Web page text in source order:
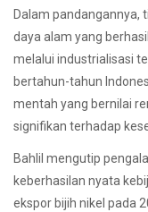
Dalam pandangannya,
daya alam yang
melalui industrialisasi
bertahun-tahun
mentah yang bernilai
signifikan terhadap
Bahlil mengutip
keberhasilan nyata
ekspor bijih nikel pada